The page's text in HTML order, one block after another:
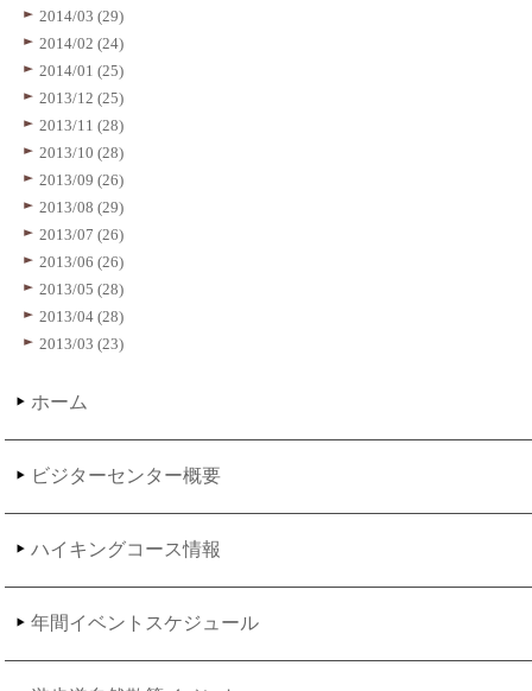
2014/03 (29)
2014/02 (24)
2014/01 (25)
2013/12 (25)
2013/11 (28)
2013/10 (28)
2013/09 (26)
2013/08 (29)
2013/07 (26)
2013/06 (26)
2013/05 (28)
2013/04 (28)
2013/03 (23)
ホーム
ビジターセンター概要
ハイキングコース情報
年間イベントスケジュール